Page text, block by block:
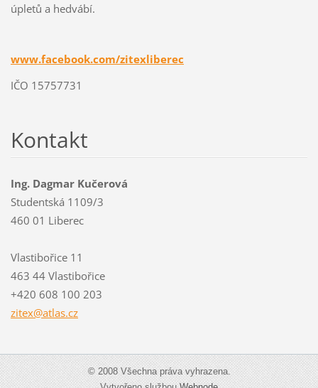
úpletů a hedvábí.
www.facebook.com/zitexliberec
IČO 15757731
Kontakt
Ing. Dagmar Kučerová
Studentská 1109/3
460 01 Liberec
Vlastibořice 11
463 44 Vlastibořice
+420 608 100 203
zitex@atlas.cz
© 2008 Všechna práva vyhrazena.